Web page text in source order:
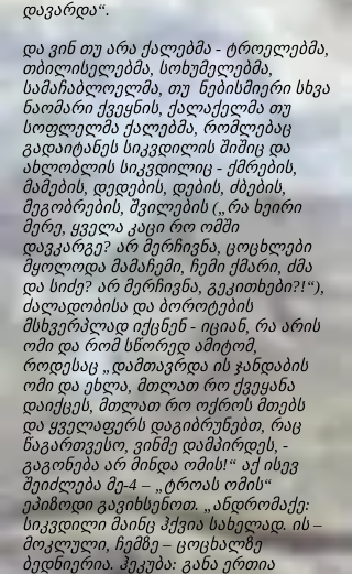
დავარდა“.
და ვინ თუ არა ქალებმა - ტროელებმა,
თბილისელებმა, სოხუმელებმა,
სამაჩაბლოელმა, თუ ნებისმიერი სხვა
ნაომარი ქვეყნის, ქალაქელმა თუ
სოფლელმა ქალებმა, რომლებაც
გადაიტანეს სიკვდილის შიშიც და
ახლობლის სიკვდილიც - ქმრების,
მამების, დედების, დების, ძბების,
მეგობრების, შვილების („რა ხეირი
მერე, ყველა კაცი რო ომში
დავკარგე? არ მერჩივნა, ცოცხლები
მყოლოდა მამაჩემი, ჩემი ქმარი, ძმა
და სიძე? არ მერჩივნა, გეკითხები?!“),
ძალადობისა და ბოროტების
მსხვერპლად იქცნენ - იციან, რა არის
ომი და რომ სწორედ ამიტომ,
როდესაც „დამთავრდა ის ჯანდაბის
ომი და ეხლა, მთლათ რო ქვეყანა
დაიქცეს, მთლათ რო ოქროს მთებს
და ყველაფერს დაგიბრუნებთ, რაც
წაგართვესო, ვინმე დამპირდეს, -
გაგონება არ მინდა ომის!“ აქ ისევ
შეიძლება მე-4 – „ტროას ომის“
ეპიზოდი გავიხსენოთ. „ანდრომაქე:
სიკვდილი მაინც ჰქვია სახელად. ის –
მოკლული, ჩემზე – ცოცხალზე
ბედნიერია. ჰეკუბა: განა ერთია